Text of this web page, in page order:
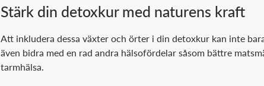
Stärk din detoxkur med naturens kraft
Att inkludera dessa växter och örter i din detoxkur kan inte
även bidra med en rad andra hälsofördelar såsom bättre
tarmhälsa.